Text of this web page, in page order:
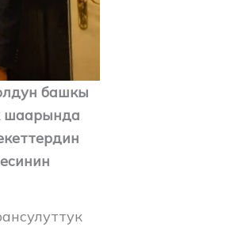
башкы
шаарында